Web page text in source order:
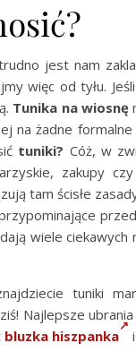
jest nam
więc od tyłu.
Tunika na wiosnę
na żadne
tuniki? Cóż, w
zakupy
tam ścisłe
dają wiele
tuniki
Najlepsze ubrania
bluzka hiszpanka